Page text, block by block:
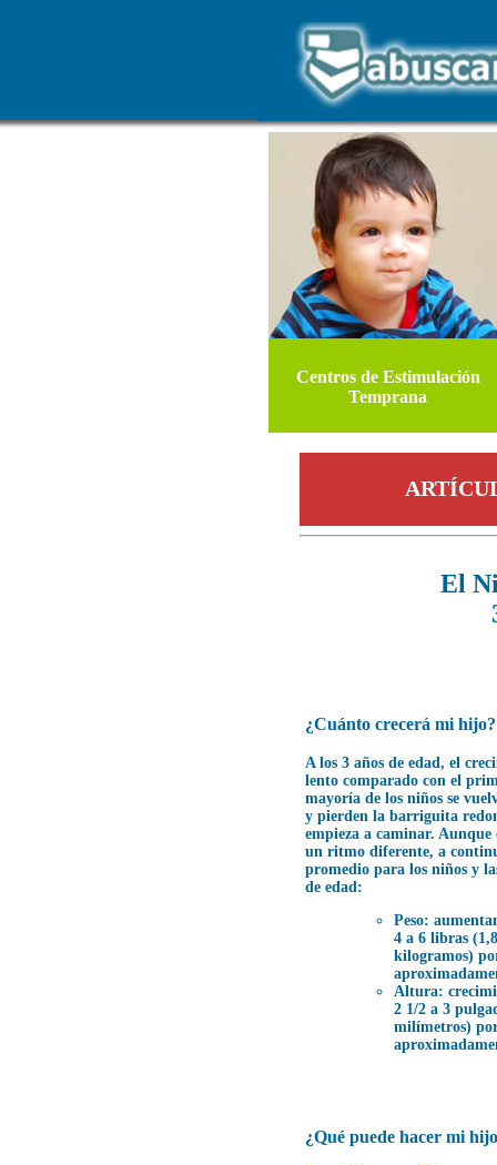
Centros de Estimulación
Temprana
El
¿Cuánto crecerá mi hijo?
A los 3 años de edad, el
lento comparado con el
mayoría de los niños se
y pierden la barriguita
empieza a caminar. Aunque
un ritmo diferente, a
promedio para los niños y
de edad:
Peso:
4 a 6 libras
kilogramos)
Altura:
2 1/2 a 3
milímetros)
¿Qué puede hacer mi